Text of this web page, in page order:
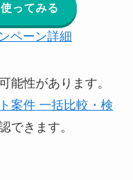
ってみる
ペーン詳細
能性があります。
案件 一括比較・検
できます。